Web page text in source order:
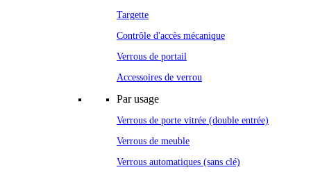
Targette
Contrôle d'accès mécanique
Verrous de portail
Accessoires de verrou
Par usage
Verrous de porte vitrée (double entrée)
Verrous de meuble
Verrous automatiques (sans clé)